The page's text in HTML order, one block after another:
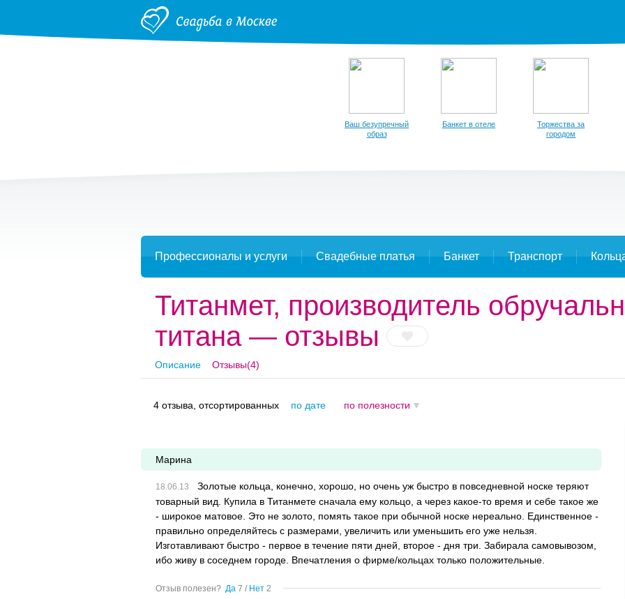
Ваш безупречный
образ
Банкет в отеле
Торжества за
городом
Профессионалы и услуги Свадебные платья Банкет Транспорт
Титанмет, производитель
титана — отзывы
Описание Отзывы(4)
4 отзыва, отсортированных по дате по полезности
Марина
Золотые кольца, конечно, хорошо, но очень уж быстро в повседневной носке теряют
товарный вид. Купила в Титанмете сначала ему кольцо, а через какое-то время и себе такое же
- широкое матовое. Это не золото, помять такое при обычной носке нереально. Единственное -
правильно определяйтесь с размерами, увеличить или уменьшить его уже нельзя.
Изготавливают быстро - первое в течение пяти дней, второе - дня три. Забирала самовывозом,
ибо живу в соседнем городе. Впечатления о фирме/кольцах только положительные.
Отзыв полезен? Да 7 / Нет 2